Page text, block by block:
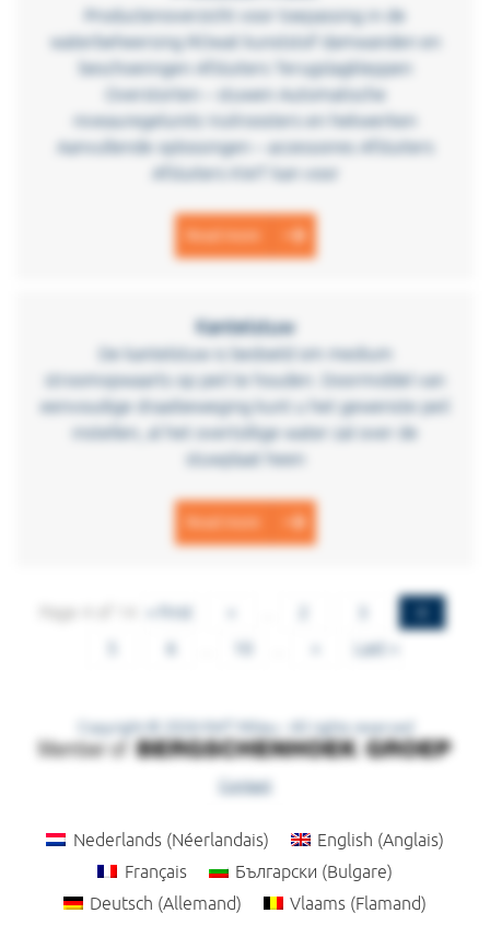
Productenoverzicht voor toepassing in de
waterbeheersing ROwat kunststof damwanden en
beschoeiingen Afsluiters Terugslagkleppen
Overstorten – stuwen Automatische
niveauregelunits Vuilroosters en hekwerken
Aanvullende oplossingen – accessoires Afsluiters
Afsluiters KWT kan voor
Read more
Kantelstuw
De kantelstuw is bedoeld om medium
stroomopwaarts op peil te houden. Doormiddel van
eenvoudige draaibeweging kunt u het gewenste peil
instellen, al het overtollige water zal over de
stuwplaat heen
Read more
« First
Last »
Copyright © 2026 KWT Milieu - All rights reserved
Contact
Nederlands(Néerlandais) English (Anglais)
Français
Български (Bulgare)
Deutsch (Allemand) Vlaams (Flamand)